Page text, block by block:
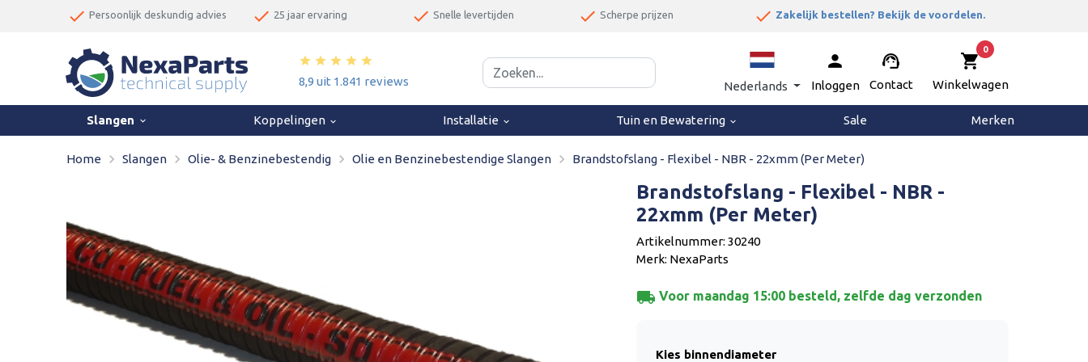
done Persoonlijk deskundig advies done 25 jaar ervaring done Snelle levertijden done Scherpe prijzen done Zakelijk bestellen? Bekijk de voordelen.
star star star star star
8,9 uit 1.841 reviews Nederlands
person
Inloggen
support_agent
Contact
shopping_cart
0
Winkelwagen
Slangen keyboard_arrow_down Koppelingen keyboard_arrow_down Installatie keyboard_arrow_down Tuin en Bewatering keyboard_arrow_down Sale Merken
Home navigate_next Slangen navigate_next Olie- & Benzinebestendig navigate_next Olie en Benzinebestendige Slangen navigate_next Brandstofslang - Flexibel - NBR - 22xmm (Per Meter)

Brandstofslang - Flexibel - NBR -
22xmm (Per Meter)
Artikelnummer: 30240
Merk: NexaParts
local_shipping Voor maandag 15:00 besteld, zelfde dag verzonden
Kies binnendiameter